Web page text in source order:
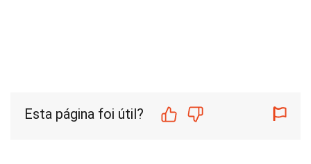
Esta página foi útil?